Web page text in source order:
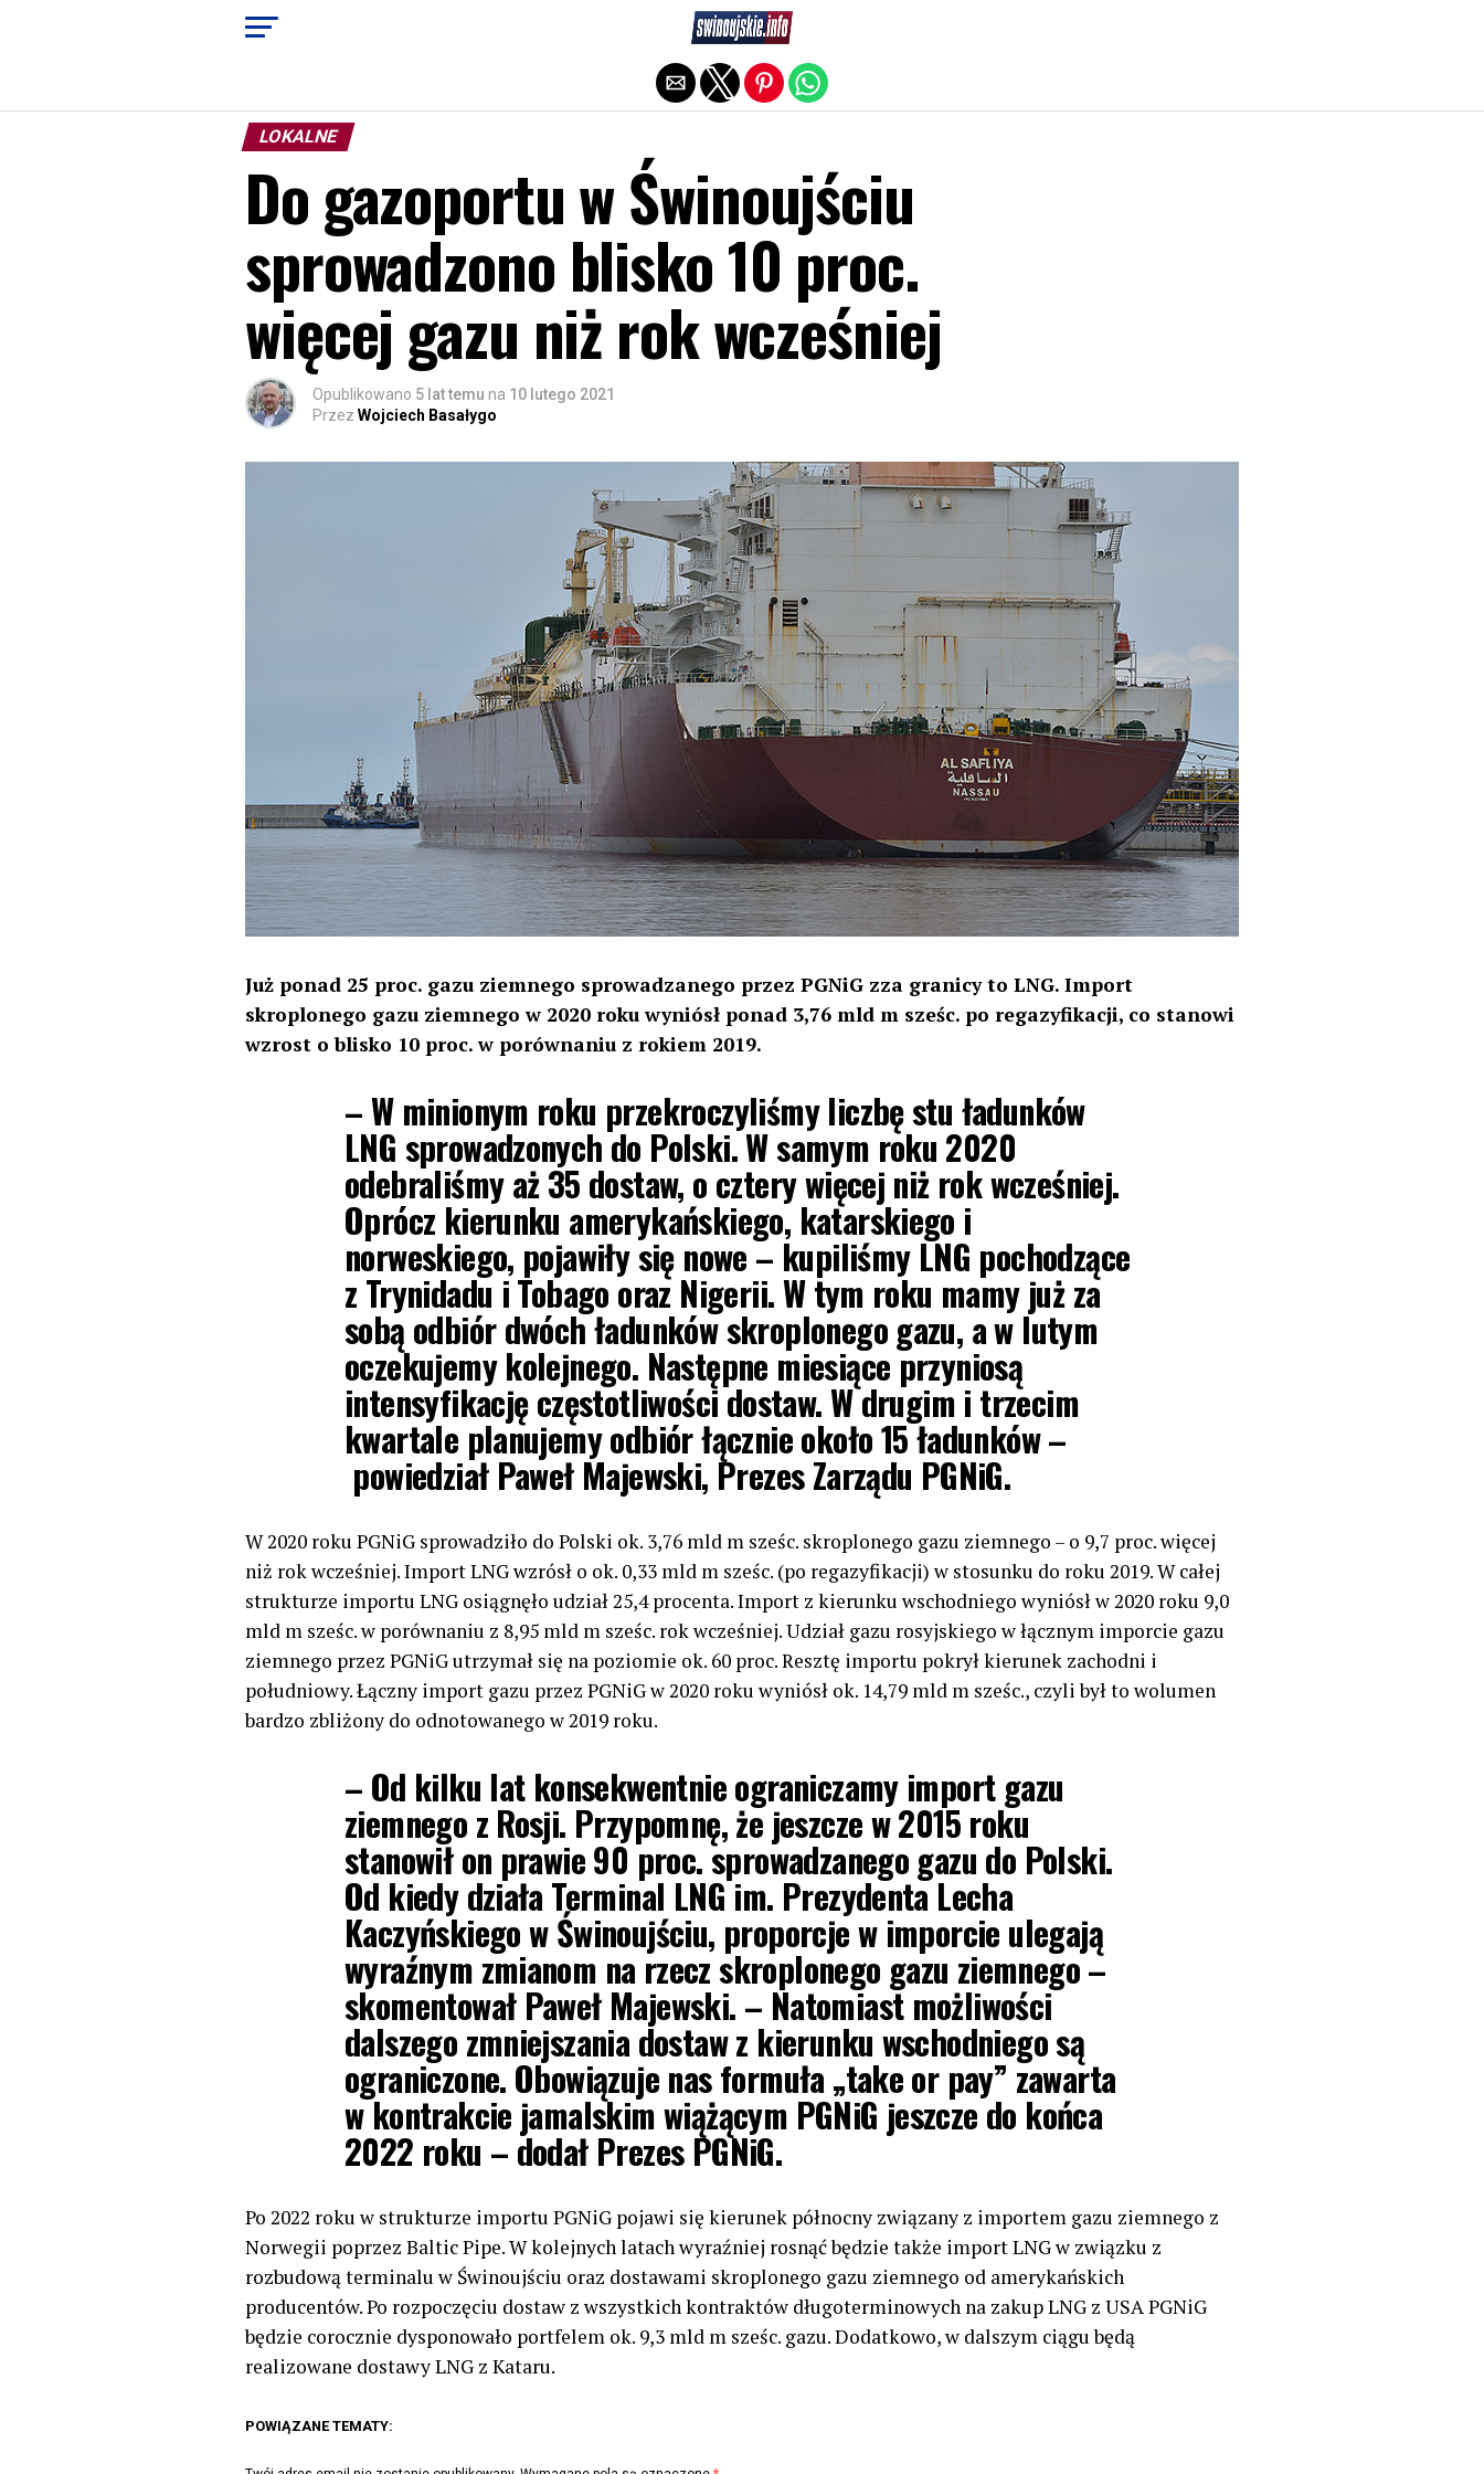
LOKALNE
Do gazoportu w Świnoujściu
sprowadzono blisko 10 proc.
więcej gazu niż rok wcześniej
Opublikowano 5 lat temu na 10 lutego 2021
Przez Wojciech Basałygo
Już ponad 25 proc. gazu ziemnego sprowadzanego przez PGNiG zza granicy to LNG. Import
skroplonego gazu ziemnego w 2020 roku wyniósł ponad 3,76 mld m sześc. po regazyfikacji, co stanowi
wzrost o blisko 10 proc. w porównaniu z rokiem 2019.
– W minionym roku przekroczyliśmy liczbę stu ładunków
LNG sprowadzonych do Polski. W samym roku 2020
odebraliśmy aż 35 dostaw, o cztery więcej niż rok wcześniej.
Oprócz kierunku amerykańskiego, katarskiego i
norweskiego, pojawiły się nowe – kupiliśmy LNG pochodzące
z Trynidadu i Tobago oraz Nigerii. W tym roku mamy już za
sobą odbiór dwóch ładunków skroplonego gazu, a w lutym
oczekujemy kolejnego. Następne miesiące przyniosą
intensyfikację częstotliwości dostaw. W drugim i trzecim
kwartale planujemy odbiór łącznie około 15 ładunków –
powiedział Paweł Majewski, Prezes Zarządu PGNiG.
W 2020 roku PGNiG sprowadziło do Polski ok. 3,76 mld m sześc. skroplonego gazu ziemnego – o 9,7 proc. więcej
niż rok wcześniej. Import LNG wzrósł o ok. 0,33 mld m sześc. (po regazyfikacji) w stosunku do roku 2019. W całej
strukturze importu LNG osiągnęło udział 25,4 procenta. Import z kierunku wschodniego wyniósł w 2020 roku 9,0
mld m sześc. w porównaniu z 8,95 mld m sześc. rok wcześniej. Udział gazu rosyjskiego w łącznym imporcie gazu
ziemnego przez PGNiG utrzymał się na poziomie ok. 60 proc. Resztę importu pokrył kierunek zachodni i
południowy. Łączny import gazu przez PGNiG w 2020 roku wyniósł ok. 14,79 mld m sześc., czyli był to wolumen
bardzo zbliżony do odnotowanego w 2019 roku.
– Od kilku lat konsekwentnie ograniczamy import gazu
ziemnego z Rosji. Przypomnę, że jeszcze w 2015 roku
stanowił on prawie 90 proc. sprowadzanego gazu do Polski.
Od kiedy działa Terminal LNG im. Prezydenta Lecha
Kaczyńskiego w Świnoujściu, proporcje w imporcie ulegają
wyraźnym zmianom na rzecz skroplonego gazu ziemnego–
skomentował Paweł Majewski. – Natomiast możliwości
dalszego zmniejszania dostaw z kierunku wschodniego są
ograniczone. Obowiązuje nas formuła „take or pay” zawarta
w kontrakcie jamalskim wiążącym PGNiG jeszcze do końca
2022 roku – dodał Prezes PGNiG.
Po 2022 roku w strukturze importu PGNiG pojawi się kierunek północny związany z importem gazu ziemnego z
Norwegii poprzez Baltic Pipe. W kolejnych latach wyraźniej rosnąć będzie także import LNG w związku z
rozbudową terminalu w Świnoujściu oraz dostawami skroplonego gazu ziemnego od amerykańskich
producentów. Po rozpoczęciu dostaw z wszystkich kontraktów długoterminowych na zakup LNG z USA PGNiG
będzie corocznie dysponowało portfelem ok. 9,3 mld m sześc. gazu. Dodatkowo, w dalszym ciągu będą
realizowane dostawy LNG z Kataru.
POWIĄZANE TEMATY:
Exit mobile version